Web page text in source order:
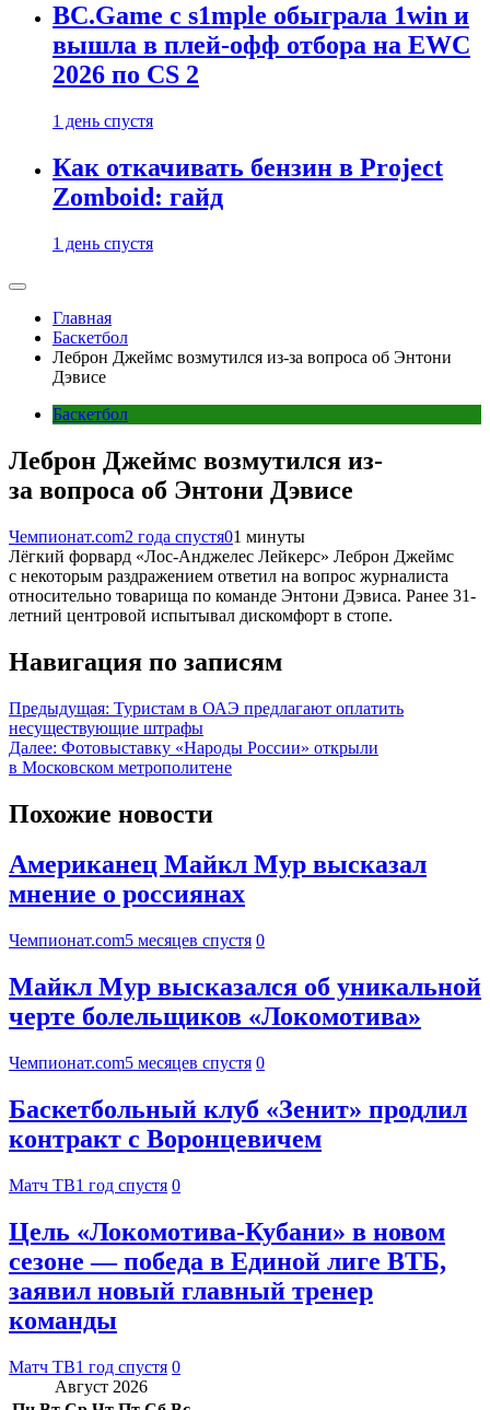
BC.Game с s1mple обыграла 1win и
вышла в плей-офф отбора на EWC
2026 по CS 2
1 день спустя
Как откачивать бензин в Project
Zomboid: гайд
1 день спустя
Главная
Баскетбол
Леброн Джеймс возмутился из-за вопроса об Энтони
Дэвисе
Баскетбол
Леброн Джеймс возмутился из-
за вопроса об Энтони Дэвисе
Чемпионат.com2 года спустя01 минуты
Лёгкий форвард «Лос-Анджелес Лейкерс» Леброн Джеймс
с некоторым раздражением ответил на вопрос журналиста
относительно товарища по команде Энтони Дэвиса. Ранее 31-
летний центровой испытывал дискомфорт в стопе.
Навигация по записям
Предыдущая: Туристам в ОАЭ предлагают оплатить
несуществующие штрафы
Далее: Фотовыставку «Народы России» открыли
в Московском метрополитене
Похожие новости
Американец Майкл Мур высказал
мнение о россиянах
Чемпионат.com5 месяцев спустя 0
Майкл Мур высказался об уникальной
черте болельщиков «Локомотива»
Чемпионат.com5 месяцев спустя 0
Баскетбольный клуб «Зенит» продлил
контракт с Воронцевичем
Матч ТВ1 год спустя 0
Цель «Локомотива‑Кубани» в новом
сезоне — победа в Единой лиге ВТБ,
заявил новый главный тренер
команды
Матч ТВ1 год спустя 0
Август 2026